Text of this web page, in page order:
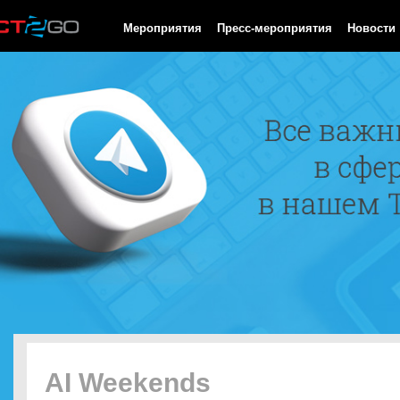
Мероприятия Пресс-мероприятия Новости
AI Weekends